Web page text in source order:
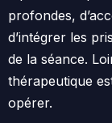
profondes,
d’intégrer les
de la séance.
thérapeutique
opérer.